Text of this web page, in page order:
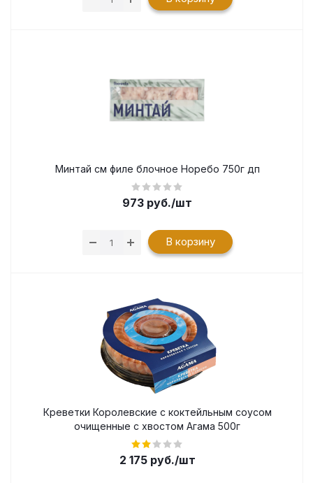
Минтай см филе блочное Норебо 750г дп
973 руб./шт
В корзину
Креветки Королевские с коктейльным соусом
очищенные с хвостом Агама 500г
2 175руб./шт